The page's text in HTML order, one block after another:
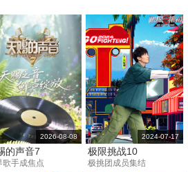
的声音7
歌手成焦点
2026-08-08
极限挑战10
极挑团成员集结
2024-07-17